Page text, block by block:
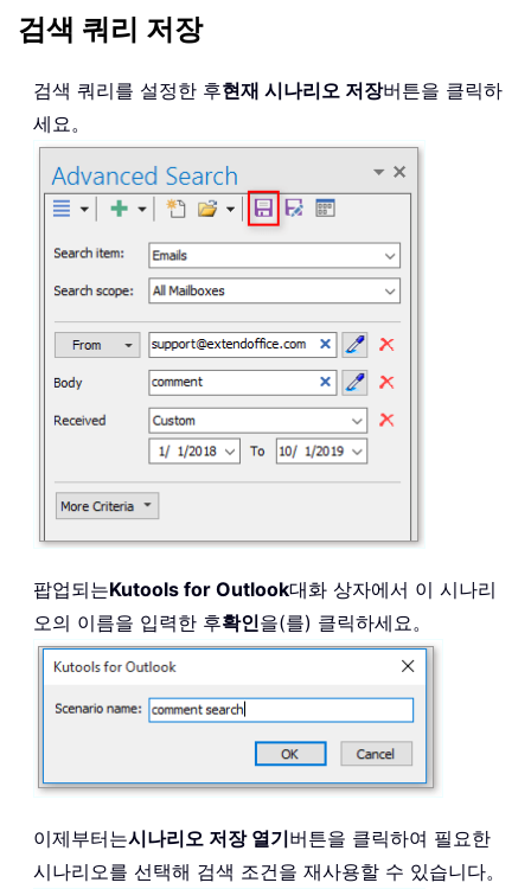
검색 쿼리 저장
검색 쿼리를 설정한 후현재 시나리오 저장버튼을 클릭하
세요。
팝업되는Kutools for Outlook대화 상자에서 이 시나리
오의 이름을 입력한 후확인을(를) 클릭하세요。
이제부터는시나리오 저장 열기버튼을 클릭하여 필요한
시나리오를 선택해 검색 조건을 재사용할 수 있습니다。